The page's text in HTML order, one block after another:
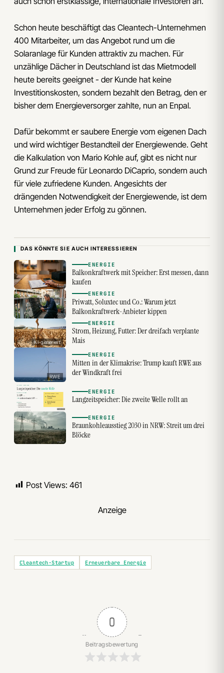
Schon heute beschäftigt das Cleantech-Unternehmen
400 Mitarbeiter, um das Angebot rund um die
Solaranlage für Kunden attraktiv zu machen. Für
unzählige Dächer in Deutschland ist das Mietmodell
heute bereits geeignet - der Kunde hat keine
Investitionskosten, sondern bezahlt den Betrag, den er
bisher dem Energieversorger zahlte, nun an Enpal.
Dafür bekommt er saubere Energie vom eigenen Dach
und wird wichtiger Bestandteil der Energiewende. Geht
die Kalkulation von Mario Kohle auf, gibt es nicht nur
Grund zur Freude für Leonardo DiCaprio, sondern auch
für viele zufriedene Kunden. Angesichts der
drängenden Notwendigkeit der Energiewende, ist dem
Unternehmen jeder Erfolg zu gönnen.
DAS KÖNNTE SIE AUCH INTERESSIEREN
ENERGIE
Balkonkraftwerk mit Speicher: Erst messen, dann
kaufen
ENERGIE
Priwatt, Soluxtec und Co.: Warum jetzt
Balkonkraftwerk-Anbieter kippen
KI-generiert
ENERGIE
Strom, Heizung, Futter: Der dreifach verplante
Mais
RWE
ENERGIE
Mitten in der Klimakrise: Trump kauft RWE aus
der Windkraft frei
ENERGIE
Langzeitspeicher: Die zweite Welle rollt an
ENERGIE
Braunkohleausstieg 2030 in NRW: Streit um drei
Blöcke
Post Views: 461
Anzeige
Cleantech-Startup Erneuerbare Energie
0
Beitragsbewertung